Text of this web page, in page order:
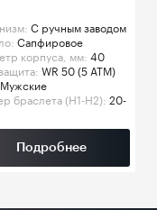
C ручным заводом
Сапфировое
корпуса, мм: 40
WR 50 (5 ATM)
Мужские
браслета (H1-H2): 20-
Подробнее